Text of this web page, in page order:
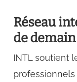
Réseau
de
INTL soutient